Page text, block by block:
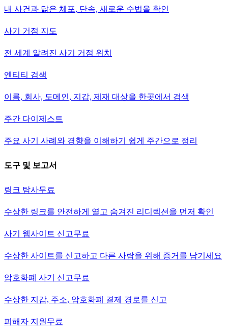
내 사건과 닮은 체포, 단속, 새로운 수법을 확인
사기 거점 지도
전 세계 알려진 사기 거점 위치
엔티티 검색
이름, 회사, 도메인, 지갑, 제재 대상을 한곳에서 검색
주간 다이제스트
주요 사기 사례와 경향을 이해하기 쉽게 주간으로 정리
도구 및 보고서
링크 탐사무료
수상한 링크를 안전하게 열고 숨겨진 리디렉션을 먼저 확인
사기 웹사이트 신고무료
수상한 사이트를 신고하고 다른 사람을 위해 증거를 남기세요
암호화폐 사기 신고무료
수상한 지갑, 주소, 암호화폐 결제 경로를 신고
피해자 지원 무료